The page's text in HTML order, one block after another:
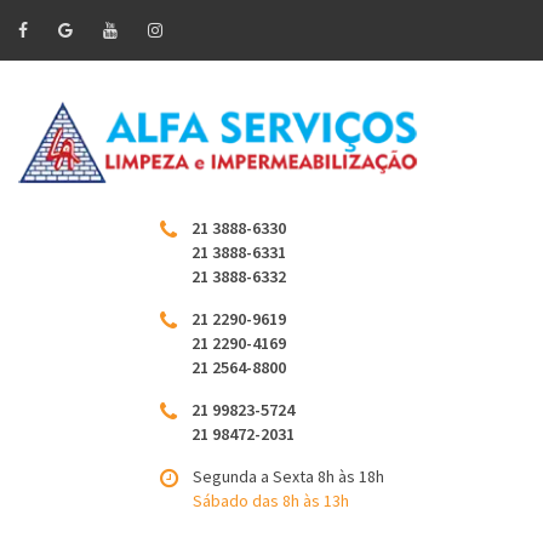
21 3888-6330
21 3888-6331
21 3888-6332
21 2290-9619
21 2290-4169
21 2564-8800
21 99823-5724
21 98472-2031
Segunda a Sexta 8h às 18h
Sábado das 8h às 13h